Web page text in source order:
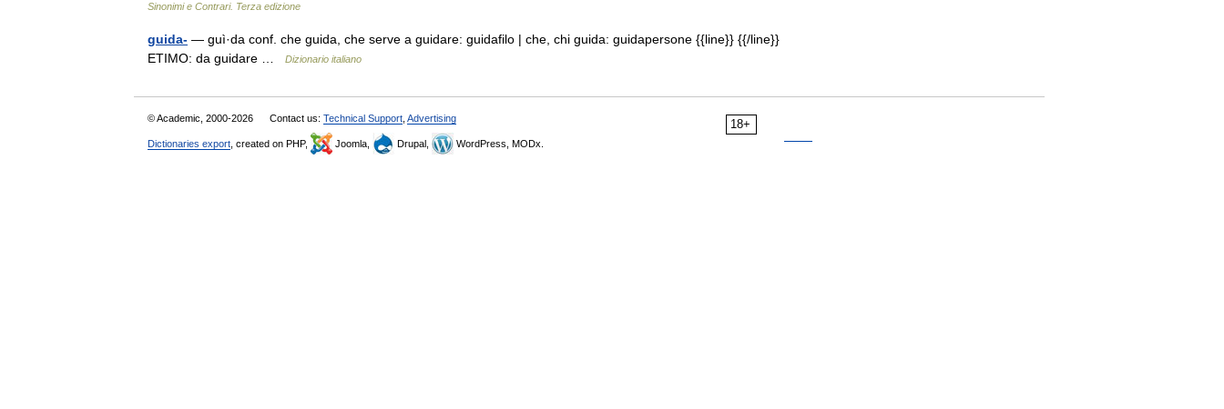
Sinonimi e Contrari. Terza edizione
guida- — guì·da conf. che guida, che serve a guidare: guidafilo | che, chi guida: guidapersone {{line}} {{/line}}
ETIMO: da guidare …
Dizionario italiano
18+
© Academic, 2000-2026 Contact us: Technical Support Advertising
Dictionaries export , created on PHP, Joomla, Drupal, WordPress, MODx.